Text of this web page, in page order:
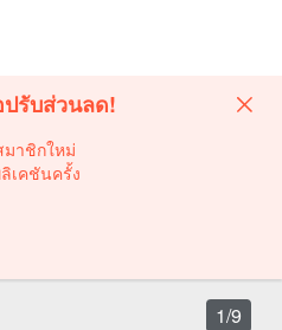
รับส่วนลด!
าชิกใหม่
เคชันครั้ง
1/9